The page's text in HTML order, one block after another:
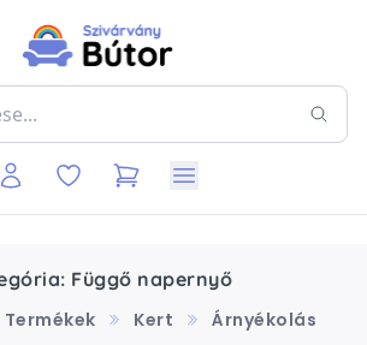
Függő napernyő
Termékek Kert
Árnyékolás